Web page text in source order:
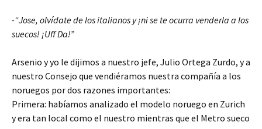
-“Jose, olvídate de los italianos y ¡ni se te ocurra venderla a los
suecos! ¡Uff Da!”
Arsenio y yo le dijimos a nuestro jefe, Julio Ortega Zurdo, y a
nuestro Consejo que vendiéramos nuestra compañía a los
noruegos por dos razones importantes:
Primera: habíamos analizado el modelo noruego en Zurich
y era tan local como el nuestro mientras que el Metro sueco